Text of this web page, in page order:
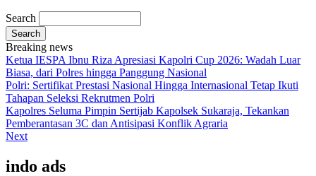
Search
Breaking news
Ketua IESPA Ibnu Riza Apresiasi Kapolri Cup 2026: Wadah Luar
Biasa, dari Polres hingga Panggung Nasional
Polri: Sertifikat Prestasi Nasional Hingga Internasional Tetap Ikuti
Tahapan Seleksi Rekrutmen Polri
Kapolres Seluma Pimpin Sertijab Kapolsek Sukaraja, Tekankan
Pemberantasan 3C dan Antisipasi Konflik Agraria
Next
indo ads